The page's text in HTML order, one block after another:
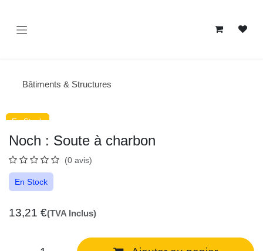
Bâtiments & Structures
En Stock
En Stock
Noch : Soute à charbon
(0 avis)
En Stock
13,21€(TVA Inclus)